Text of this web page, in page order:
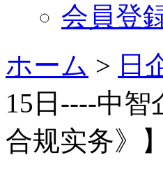
会員登
ホーム > 日
15日----中智
合规实务》】